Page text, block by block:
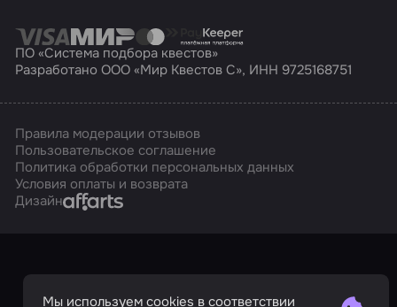
ПО «Система подбора квестов»
Разработано ООО «Мир Квестов С», ИНН 9725168751
Правила модерации отзывов
Пользовательское соглашение
Политика обработки персональных данных
Условия оплаты и возврата
ДизайнAffarts
Мы используем cookies в соответствии